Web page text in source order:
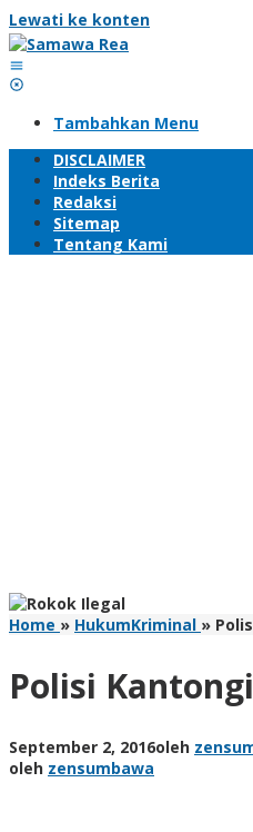
Lewati ke konten
Tambahkan Menu
DISCLAIMER
Indeks Berita
Redaksi
Sitemap
Tentang Kami
Home » HukumKriminal »
Polisi
September 2, 2016oleh
oleh zensumbawa